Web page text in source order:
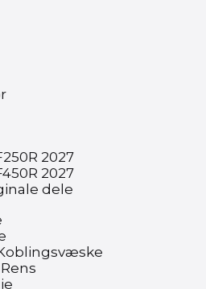
2027
2027
dele